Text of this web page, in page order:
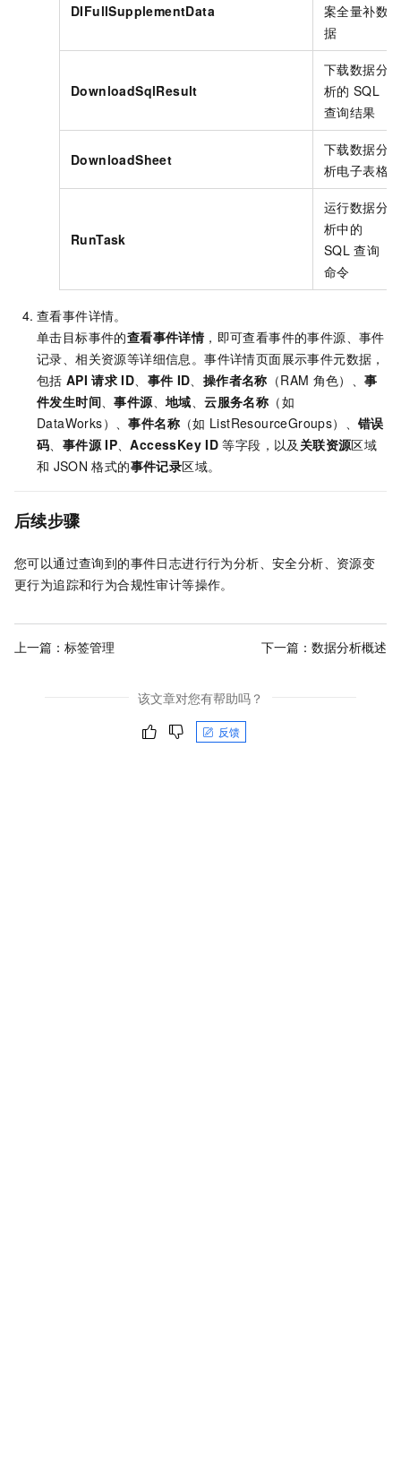
DIFullSupplementData
案全量补数
据
DownloadSqlResult
下载数据分
析的 SQL
查询结果
DownloadSheet
下载数据分
析电子表格
RunTask
运行数据分
析中的
SQL 查询
命令
查看事件详情。
单击目标事件的查看事件详情，即可查看事件的事件源、事件
记录、相关资源等详细信息。事件详情页面展示事件元数据，
包括 API 请求 ID、 事件 ID、 操作者名称 （RAM 角色）、事
件发生时间、事件源、地域、云服务名称 （如
DataWorks）、事件名称 （如 ListResourceGroups）、错误
码、 事件源 IP、AccessKey ID 等字段，以及 关联资源区域
和 JSON 格式的事件记录区域。
后续步骤
您可以通过查询到的事件日志进行行为分析、安全分析、资源变
更行为追踪和行为合规性审计等操作。
上一篇： 标签管理 下一篇： 数据分析概述
该文章对您有帮助吗？
反馈